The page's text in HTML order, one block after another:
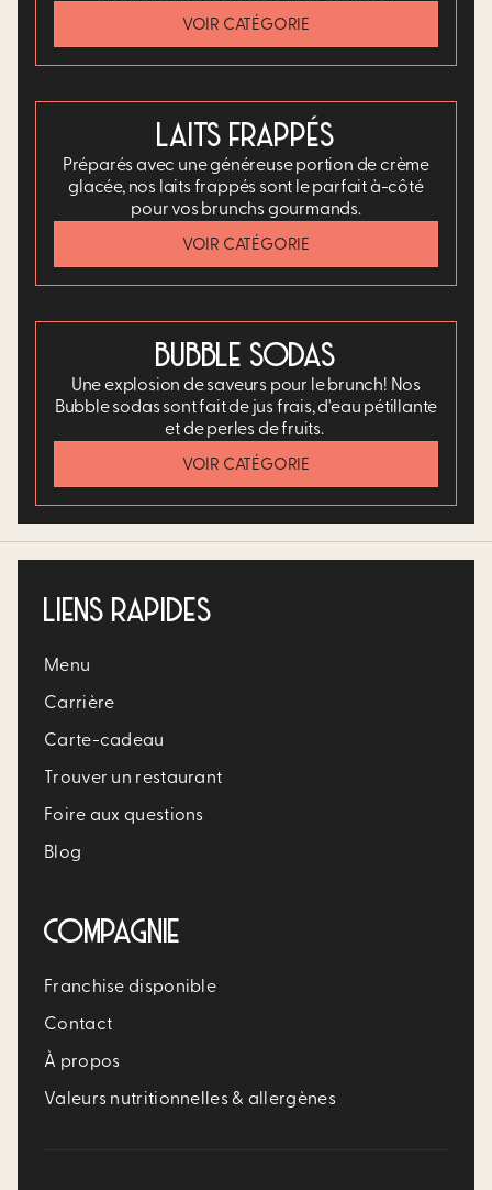
VOIR CATÉGORIE
LAITS FRAPPÉS
Préparés avec une généreuse portion de crème
glacée, nos laits frappés sont le parfait à-côté
pour vos brunchs gourmands.​
VOIR CATÉGORIE
BUBBLE SODAS
Une explosion de saveurs pour le brunch! Nos
Bubble sodas sont fait de jus frais, d'eau pétillante
et de perles de fruits. ​
VOIR CATÉGORIE
LIENS RAPIDES
Menu
Carrière​
Carte-cadeau
Trouver un restaurant​
Foire aux questions
Blog
COMPAGNIE
Franchise disponible
Contact
À propos
Valeurs nutritionnelles & allergènes